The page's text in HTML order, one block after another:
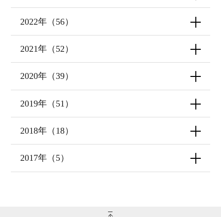
2022年（56）
2021年（52）
2020年（39）
2019年（51）
2018年（18）
2017年（5）